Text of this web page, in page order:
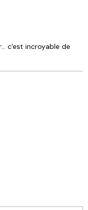
c'est incroyable de